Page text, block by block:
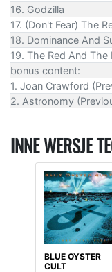
16. Godzilla
17. (Don't Fear) The
18. Dominance And
19. The Red And The
bonus content:
1. Joan Crawford
2. Astronomy
INNE WERSJE
BLUE OYSTER
CULT